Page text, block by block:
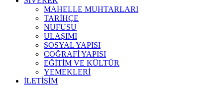
MAHELLE MUHTARLARI
TARİHÇE
NUFUSU
ULAŞIMI
SOSYAL YAPISI
COĞRAFİ YAPISI
EĞİTİM VE KÜLTÜR
YEMEKLERİ
İLETİŞİM